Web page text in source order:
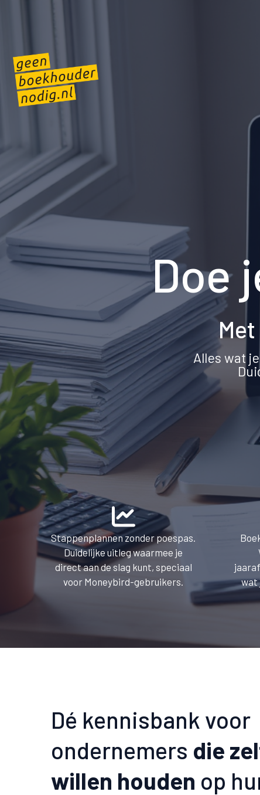
Doe
Alles wat
Stappenplannen zonder poespas.
Duidelijke uitleg waarmee je
direct aan de slag kunt, speciaal
voor Moneybird-gebruikers.
wat
Dé kennisbank voor
ondernemers die
willen houden op